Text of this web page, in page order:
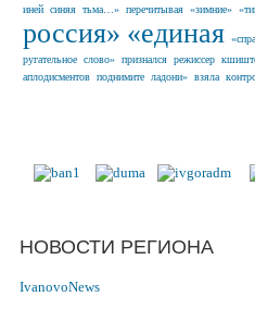
иней синяя тьма…» перечитывая «зимние»
россия» «единая
ругательное слово» признался режиссер
аплодисментов поднимите ладони» взяла
НОВОСТИ РЕГИОНА
IvanovoNews